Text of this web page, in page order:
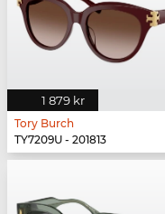
1 879 kr
Tory Burch
TY7209U - 201813